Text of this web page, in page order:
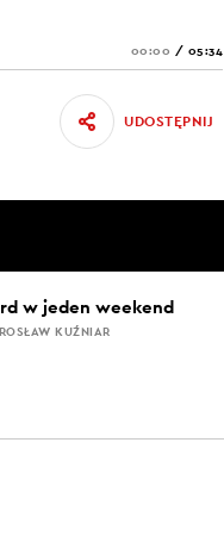
00:00 / 05:34
UDOSTĘPNIJ
w jeden weekend
KUŹNIAR